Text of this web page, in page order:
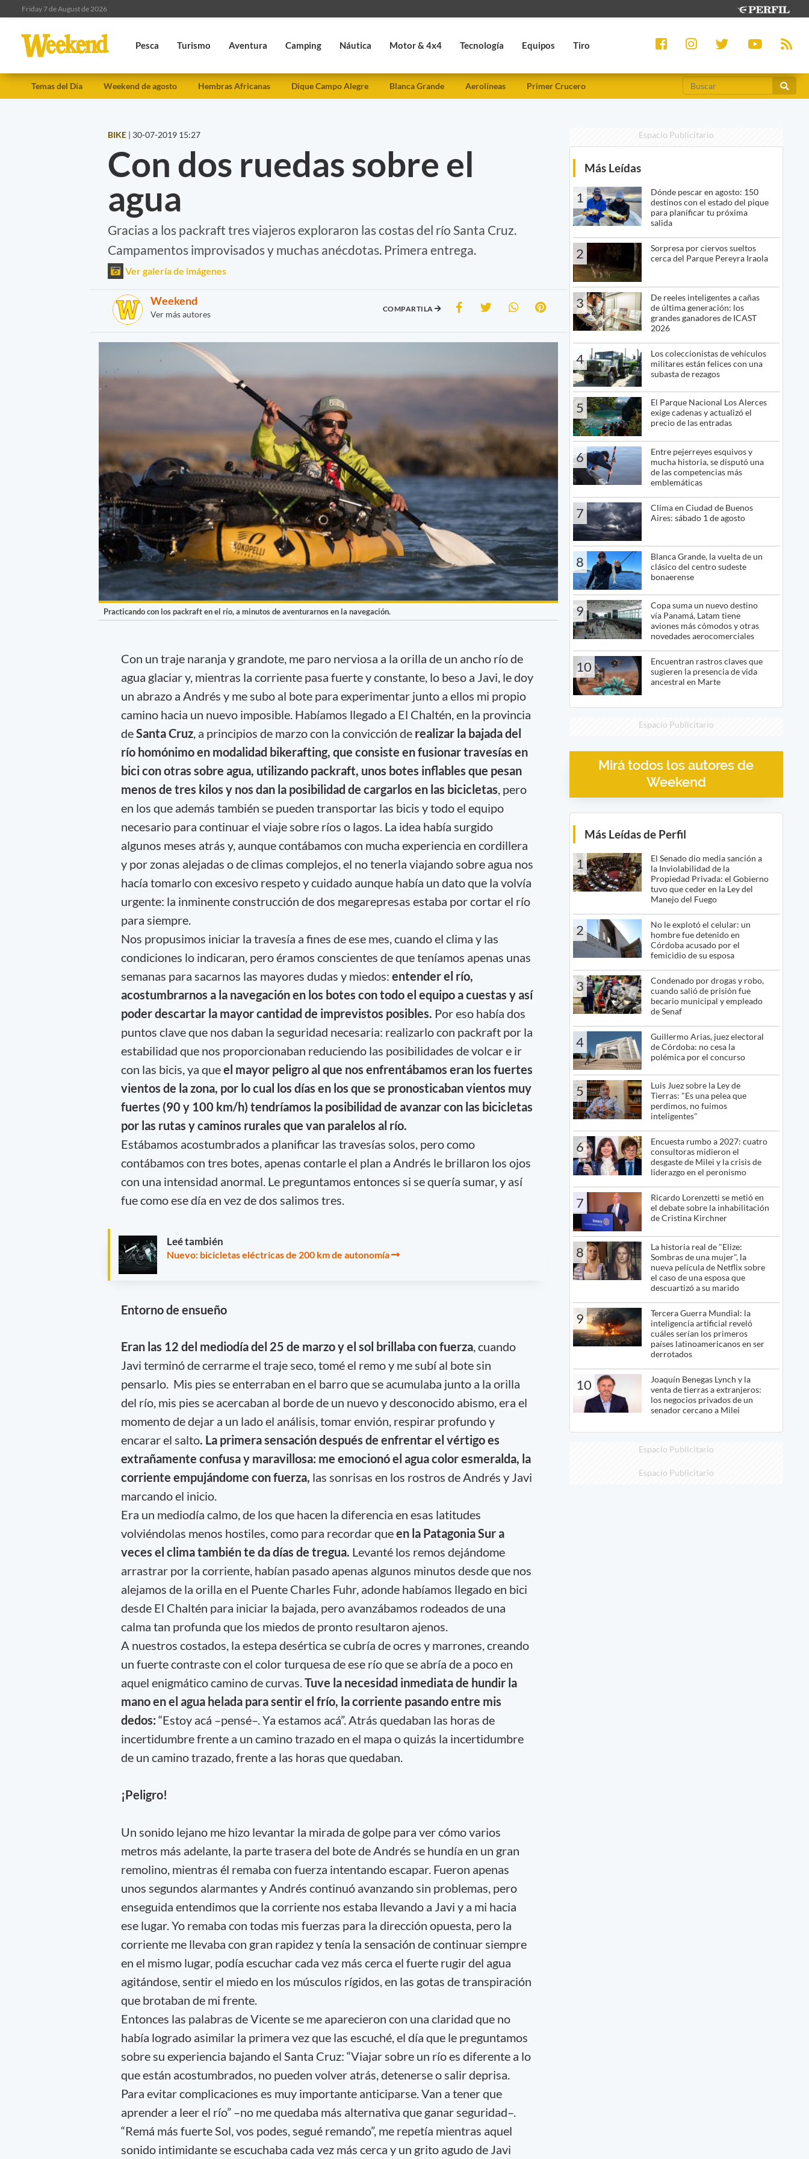
Friday 7 de August de 2026
Pesca Turismo Aventura Camping Náutica Motor & 4x4 Tecnología Equipos Tiro
Temas del Día Weekend de agosto Hembras Africanas Dique Campo Alegre Blanca Grande Aerolíneas Primer Crucero
BIKE | 30-07-2019 15:27
Con dos ruedas sobre el
agua
Gracias a los packraft tres viajeros exploraron las costas del río Santa Cruz.
Campamentos improvisados y muchas anécdotas. Primera entrega.
Ver galería de imágenes
Weekend
Ver más autores
COMPARTILA
Practicando con los packraft en el río, a minutos de aventurarnos en la navegación.
Con un traje naranja y grandote, me paro nerviosa a la orilla de un ancho río de
agua glaciar y, mientras la corriente pasa fuerte y constante, lo beso a Javi, le doy
un abrazo a Andrés y me subo al bote para experimentar junto a ellos mi propio
camino hacia un nuevo imposible. Habíamos llegado a El Chaltén, en la provincia
deSanta Cruz, a principios de marzo con la convicción derealizar la bajada del
río homónimo en modalidad bikerafting, que consiste en fusionar travesías en
bici con otras sobre agua, utilizando packraft, unos botes inflables que pesan
menos de tres kilos y nos dan la posibilidad de cargarlos en las bicicletas , pero
en los que además también se pueden transportar las bicis y todo el equipo
necesario para continuar el viaje sobre ríos o lagos. La idea había surgido
algunos meses atrás y, aunque contábamos con mucha experiencia en cordillera
y por zonas alejadas o de climas complejos, el no tenerla viajando sobre agua nos
hacía tomarlo con excesivo respeto y cuidado aunque había un dato que la volvía
urgente: la inminente construcción de dos megarepresas estaba por cortar el río
para siempre.
Nos propusimos iniciar la travesía a fines de ese mes, cuando el clima y las
condiciones lo indicaran, pero éramos conscientes de que teníamos apenas unas
semanas para sacarnos las mayores dudas y miedos: entender el río,
acostumbrarnos a la navegación en los botes con todo el equipo a cuestas y así
poder descartar la mayor cantidad de imprevistos posibles. Por eso había dos
puntos clave que nos daban la seguridad necesaria: realizarlo con packraft por la
estabilidad que nos proporcionaban reduciendo las posibilidades de volcar e ir
con las bicis, ya queel mayor peligro al que nos enfrentábamos eran los fuertes
vientos de la zona, por lo cual los días en los que se pronosticaban vientos muy
fuertes (90 y 100 km/h) tendríamos la posibilidad de avanzar con las bicicletas
por las rutas y caminos rurales que van paralelos al río.
Estábamos acostumbrados a planificar las travesías solos, pero como
contábamos con tres botes, apenas contarle el plan a Andrés le brillaron los ojos
con una intensidad anormal. Le preguntamos entonces si se quería sumar, y así
fue como ese día en vez de dos salimos tres.
Leé también
Nuevo: bicicletas eléctricas de 200 km de autonomía
Entorno de ensueño
Eran las 12 del mediodía del 25 de marzo y el sol brillaba con fuerza, cuando
Javi terminó de cerrarme el traje seco, tomé el remo y me subí al bote sin
pensarlo. Mis pies se enterraban en el barro que se acumulaba junto a la orilla
del río, mis pies se acercaban al borde de un nuevo y desconocido abismo, era el
momento de dejar a un lado el análisis, tomar envión, respirar profundo y
encarar el salto. La primera sensación después de enfrentar el vértigo es
extrañamente confusa y maravillosa: me emocionó el agua color esmeralda, la
corriente empujándome con fuerza, las sonrisas en los rostros de Andrés y Javi
marcando el inicio.
Era un mediodía calmo, de los que hacen la diferencia en esas latitudes
volviéndolas menos hostiles, como para recordar queen la Patagonia Sur a
veces el clima también te da días de tregua. Levanté los remos dejándome
arrastrar por la corriente, habían pasado apenas algunos minutos desde que nos
alejamos de la orilla en el Puente Charles Fuhr, adonde habíamos llegado en bici
desde El Chaltén para iniciar la bajada, pero avanzábamos rodeados de una
calma tan profunda que los miedos de pronto resultaron ajenos.
A nuestros costados, la estepa desértica se cubría de ocres y marrones, creando
un fuerte contraste con el color turquesa de ese río que se abría de a poco en
aquel enigmático camino de curvas.Tuve la necesidad inmediata de hundir la
mano en el agua helada para sentir el frío, la corriente pasando entre mis
dedos: “Estoy acá –pensé–. Ya estamos acá”. Atrás quedaban las horas de
incertidumbre frente a un camino trazado en el mapa o quizás la incertidumbre
de un camino trazado, frente a las horas que quedaban.
¡Peligro!
Un sonido lejano me hizo levantar la mirada de golpe para ver cómo varios
metros más adelante, la parte trasera del bote de Andrés se hundía en un gran
remolino, mientras él remaba con fuerza intentando escapar. Fueron apenas
unos segundos alarmantes y Andrés continuó avanzando sin problemas, pero
enseguida entendimos que la corriente nos estaba llevando a Javi y a mi hacia
ese lugar. Yo remaba con todas mis fuerzas para la dirección opuesta, pero la
corriente me llevaba con gran rapidez y tenía la sensación de continuar siempre
en el mismo lugar, podía escuchar cada vez más cerca el fuerte rugir del agua
agitándose, sentir el miedo en los músculos rígidos, en las gotas de transpiración
que brotaban de mi frente.
Entonces las palabras de Vicente se me aparecieron con una claridad que no
había logrado asimilar la primera vez que las escuché, el día que le preguntamos
sobre su experiencia bajando el Santa Cruz: “Viajar sobre un río es diferente a lo
que están acostumbrados, no pueden volver atrás, detenerse o salir deprisa.
Para evitar complicaciones es muy importante anticiparse. Van a tener que
aprender a leer el río” –no me quedaba más alternativa que ganar seguridad–.
“Remá más fuerte Sol, vos podes, segué remando”, me repetía mientras aquel
sonido intimidante se escuchaba cada vez más cerca y un grito agudo de Javi
Espacio Publicitario
Más Leídas
1
Dónde pescar en agosto: 150
destinos con el estado del pique
para planificar tu próxima
salida
2
Sorpresa por ciervos sueltos
cerca del Parque Pereyra Iraola
3
De reeles inteligentes a cañas
de última generación: los
grandes ganadores de ICAST
2026
4
Los coleccionistas de vehículos
militares están felices con una
subasta de rezagos
5
El Parque Nacional Los Alerces
exige cadenas y actualizó el
precio de las entradas
6
Entre pejerreyes esquivos y
mucha historia, se disputó una
de las competencias más
emblemáticas
7
Clima en Ciudad de Buenos
Aires: sábado 1 de agosto
8
Blanca Grande, la vuelta de un
clásico del centro sudeste
bonaerense
9
Copa suma un nuevo destino
vía Panamá, Latam tiene
aviones más cómodos y otras
novedades aerocomerciales
10
Encuentran rastros claves que
sugieren la presencia de vida
ancestral en Marte
Espacio Publicitario
Mirá todos los autores de
Weekend
Más Leídas de Perfil
1
El Senado dio media sanción a
la Inviolabilidad de la
Propiedad Privada: el Gobierno
tuvo que ceder en la Ley del
Manejo del Fuego
2
No le explotó el celular: un
hombre fue detenido en
Córdoba acusado por el
femicidio de su esposa
3
Condenado por drogas y robo,
cuando salió de prisión fue
becario municipal y empleado
de Senaf
4
Guillermo Arias, juez electoral
de Córdoba: no cesa la
polémica por el concurso
5
Luis Juez sobre la Ley de
Tierras: "Es una pelea que
perdimos, no fuimos
inteligentes"
6
Encuesta rumbo a 2027: cuatro
consultoras midieron el
desgaste de Milei y la crisis de
liderazgo en el peronismo
7
Ricardo Lorenzetti se metió en
el debate sobre la inhabilitación
de Cristina Kirchner
8
La historia real de "Elize:
Sombras de una mujer", la
nueva película de Netflix sobre
el caso de una esposa que
descuartizó a su marido
9
Tercera Guerra Mundial: la
inteligencia artificial reveló
cuáles serían los primeros
países latinoamericanos en ser
derrotados
10
Joaquín Benegas Lynch y la
venta de tierras a extranjeros:
los negocios privados de un
senador cercano a Milei
Espacio Publicitario
Espacio Publicitario